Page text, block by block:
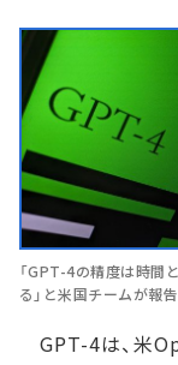
「GPT-4の精度は時間
る」と米国チームが報告
GPT-4は、米